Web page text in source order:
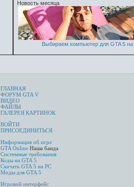
Новость месяца
Выбираем компьютер для GTA 5 на
ГЛАВНАЯ
ФОРУМ GTA V
ВИДЕО
ФАЙЛЫ
ГАЛЕРЕЯ КАРТИНОК
ВОЙТИ
ПРИСОЕДИНИТЬСЯ
Информация об игре
GTA Online Наша банда
Системные требования
Коды на GTA 5
Скачать GTA 5 на PC
Моды для GTA 5
Игровой интерфейс